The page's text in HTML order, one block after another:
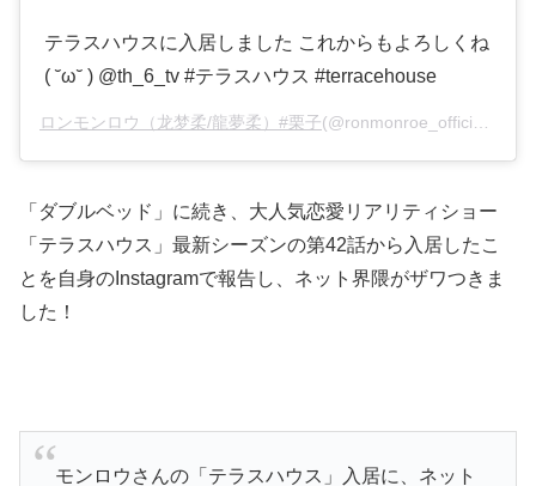
テラスハウスに入居しました これからもよろしくね
( ˘ω˘ ) @th_6_tv #テラスハウス #terracehouse
ロンモンロウ（龙梦柔/龍夢柔）#栗子(@ronmonroe_official)がシェアした投稿 –
「ダブルベッド」に続き、大人気恋愛リアリティショー
「テラスハウス」最新シーズンの第42話から入居したこ
とを自身のInstagramで報告し、ネット界隈がザワつきま
した！
モンロウさんの「テラスハウス」入居に、ネット